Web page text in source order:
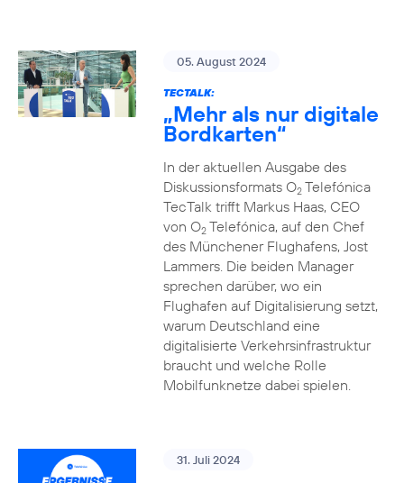
05. August 2024
TECTALK:
„Mehr als nur digitale
Bordkarten“
In der aktuellen Ausgabe des
Diskussionsformats O2Telefónica
TecTalk trifft Markus Haas, CEO
von O2Telefónica, auf den Chef
des Münchener Flughafens, Jost
Lammers. Die beiden Manager
sprechen darüber, wo ein
Flughafen auf Digitalisierung setzt,
warum Deutschland eine
digitalisierte Verkehrsinfrastruktur
braucht und welche Rolle
Mobilfunknetze dabei spielen.
31. Juli 2024